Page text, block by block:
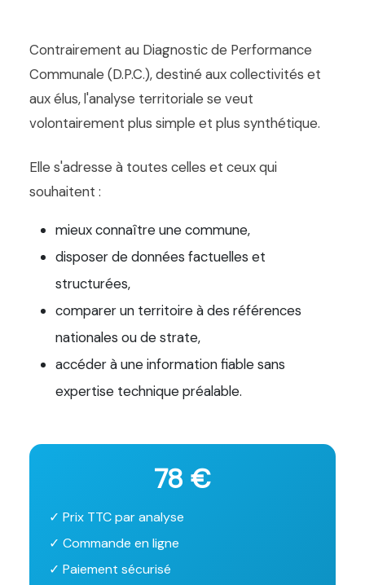
Contrairement au Diagnostic de Performance
Communale (D.P.C.), destiné aux collectivités et
aux élus, l'analyse territoriale se veut
volontairement plus simple et plus synthétique.
Elle s'adresse à toutes celles et ceux qui
souhaitent :
mieux connaître une commune,
disposer de données factuelles et
structurées,
comparer un territoire à des références
nationales ou de strate,
accéder à une information fiable sans
expertise technique préalable.
78 €
✓ Prix TTC par analyse
✓ Commande en ligne
✓ Paiement sécurisé